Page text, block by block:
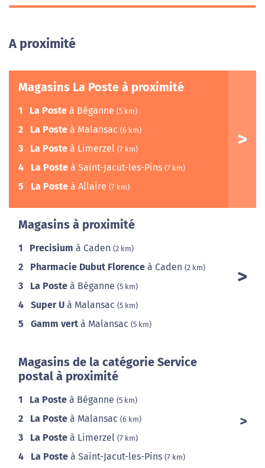
A proximité
Magasins La Poste à proximité
1 La Poste à Béganne (5 km)
2 La Poste à Malansac (6 km)
3 La Poste à Limerzel (7 km)
4 La Poste à Saint-Jacut-les-Pins (7 km)
5 La Poste à Allaire (7 km)
Magasins à proximité
1 Precisium à Caden (2 km)
2 Pharmacie Dubut Florence à Caden (2 km)
3 La Poste à Béganne (5 km)
4 Super U à Malansac (5 km)
5 Gamm vert à Malansac (5 km)
Magasins de la catégorie Service
postal à proximité
1 La Poste à Béganne (5 km)
2 La Poste à Malansac (6 km)
3 La Poste à Limerzel (7 km)
4 La Poste à Saint-Jacut-les-Pins (7 km)